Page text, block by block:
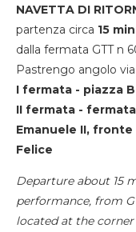
NAVETTA DI
partenza circa 15
dalla fermata GTT n
Pastrengo angolo
I fermata - piazza
II fermata -
Emanuele II,
Felice
Departure about 15
performance, from
located at the